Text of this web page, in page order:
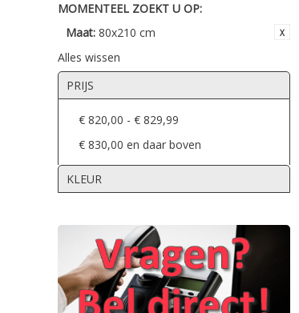
MOMENTEEL ZOEKT U OP:
Maat: 80x210 cm
Alles wissen
PRIJS
€ 820,00 - € 829,99
€ 830,00 en daar boven
KLEUR